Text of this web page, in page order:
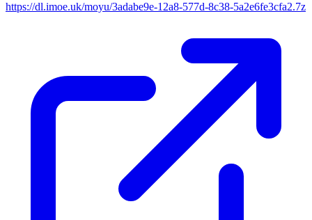
https://dl.imoe.uk/moyu/3adabe9e-12a8-577d-8c38-5a2e6fe3cfa2.7z